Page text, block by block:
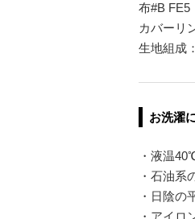
布#B FE5
カバーリ
生地組成
お洗濯
・液温
・石油系
・日陰の
・アイロ